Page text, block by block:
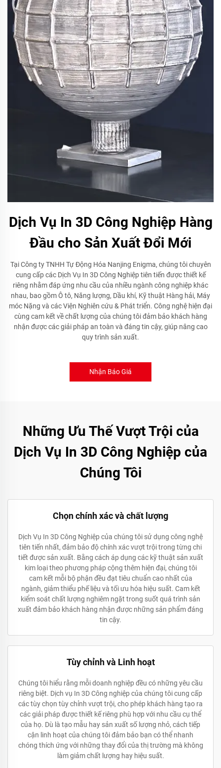
Dịch Vụ In 3D Công Nghiệp Hàng
Đầu cho Sản Xuất Đổi Mới
Tại Công ty TNHH Tự Động Hóa Nanjing Enigma, chúng tôi chuyên
cung cấp các Dịch Vụ In 3D Công Nghiệp tiên tiến được thiết kế
riêng nhằm đáp ứng nhu cầu của nhiều ngành công nghiệp khác
nhau, bao gồm Ô tô, Năng lượng, Dầu khí, Kỹ thuật Hàng hải, Máy
móc Nặng và các Viện Nghiên cứu & Phát triển. Công nghệ hiện đại
cùng cam kết về chất lượng của chúng tôi đảm bảo khách hàng
nhận được các giải pháp an toàn và đáng tin cậy, giúp nâng cao
quy trình sản xuất.
Nhận Báo Giá
Những Ưu Thế Vượt Trội của
Dịch Vụ In 3D Công Nghiệp của
Chúng Tôi
Chọn chính xác và chất lượng
Dịch Vụ In 3D Công Nghiệp của chúng tôi sử dụng công nghệ
tiên tiến nhất, đảm bảo độ chính xác vượt trội trong từng chi
tiết được sản xuất. Bằng cách áp dụng các kỹ thuật sản xuất
kim loại theo phương pháp cộng thêm hiện đại, chúng tôi
cam kết mỗi bộ phận đều đạt tiêu chuẩn cao nhất của
ngành, giảm thiểu phế liệu và tối ưu hóa hiệu suất. Cam kết
kiểm soát chất lượng nghiêm ngặt trong suốt quá trình sản
xuất đảm bảo khách hàng nhận được những sản phẩm đáng
tin cậy.
Tùy chỉnh và Linh hoạt
Chúng tôi hiểu rằng mỗi doanh nghiệp đều có những yêu cầu
riêng biệt. Dịch vụ In 3D Công nghiệp của chúng tôi cung cấp
các tùy chọn tùy chỉnh vượt trội, cho phép khách hàng tạo ra
các giải pháp được thiết kế riêng phù hợp với nhu cầu cụ thể
của họ. Dù là tạo mẫu hay sản xuất số lượng nhỏ, cách tiếp
cận linh hoạt của chúng tôi đảm bảo bạn có thể nhanh
chóng thích ứng với những thay đổi của thị trường mà không
làm giảm chất lượng hay hiệu suất.